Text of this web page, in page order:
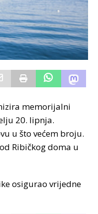
memorijalni
20. lipnja.
u što većem broju.
Ribičkog doma u
osigurao vrijedne